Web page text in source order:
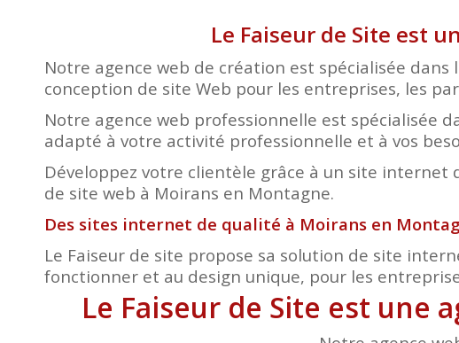
Le Faiseur de Site est
Notre agence web de création est spécialisée
conception de site Web pour les entreprises, les
Notre agence web professionnelle est spécialisée
adapté à votre activité professionnelle et à vos
Développez votre clientèle grâce à un site internet
de site web à Moirans en Montagne.
Des sites internet de qualité à Moirans en
Le Faiseur de site propose sa solution de site
fonctionner et au design unique, pour les
Le Faiseur de Site est une